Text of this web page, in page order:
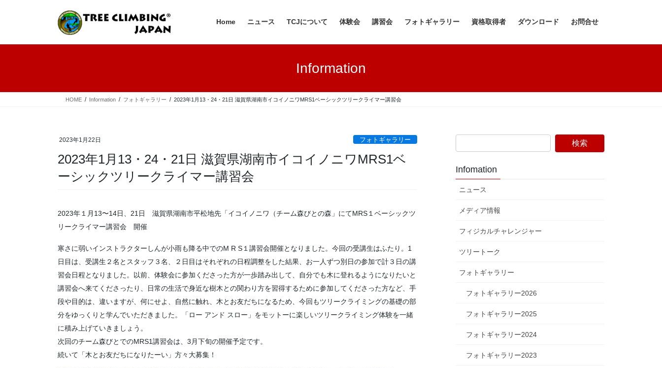
ツ
シ
Home ニュース TCJについて 体験会 講習会 フォトギャラリー 資格取得者 ダウンロード お問合せ
Information
HOME Information フォトギャラリー 2023年1月13・24・21日 滋賀県湖南市イコイノニワMRS1ベーシックツリークライマー講習会
2023年1月22日 フォトギャラリー
2023年1月13・24・21日 滋賀県湖南市イコイノニワMRS1ベ
ーシックツリークライマー講習会
2023年１月13〜14日、21日 滋賀県湖南市平松地先「イコイノニワ（チーム森びとの森」にてMRS１ベーシックツ
リークライマー講習会 開催
寒さに弱いインストラクターしんが小雨も降る中でのM R S１講習会開催となりました。今回の受講生はふたり。1
日目は、受講生２名とスタッフ３名、２日目はそれぞれの日程調整をした結果、お一人ずつ別日の参加で計３日の講
習会日程となりました。以前、体験会に参加くださった方が一歩踏み出して、自分でも木に登れるようになりたいと
講習会へ来てくださったり、日常の生活で身近な樹木との関わり方を習得するために参加してくださった方など、手
段や目的は、違いますが、何にせよ、自然に触れ、木とお友だちになるため、今回もツリークライミングの基礎の部
分をゆっくりと学んでいただきました。「ロー アンド スロー」をモットーに楽しいツリークライミング体験を一緒
に積み上げていきましょう。
次回のチーム森びとでのMRS1講習会は、3月下旬の開催予定です。
続いて「木とお友だちになりたーい」方々大募集！
Infomation
ニュース
メディア情報
フィジカルチャレンジャー
ツリートーク
フォトギャラリー
フォトギャラリー2026
フォトギャラリー2025
フォトギャラリー2024
フォトギャラリー2023